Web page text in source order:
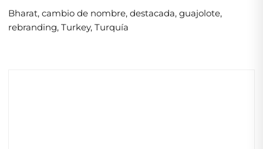
Bharat, cambio de nombre, destacada, guajolote,
rebranding, Turkey, Turquía